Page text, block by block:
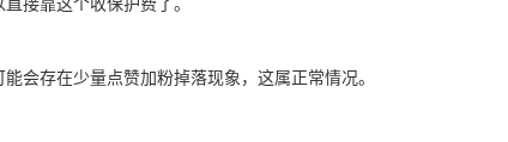
会存在少量点赞加粉掉落现象，这属正常情况。